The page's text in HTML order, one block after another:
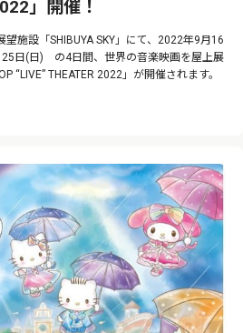
」開催！
施設「SHIBUYA SKY」にて、2022年9月16
25日(日) の4日間、世界の音楽映画を屋上展
“LIVE” THEATER 2022」が開催されます。